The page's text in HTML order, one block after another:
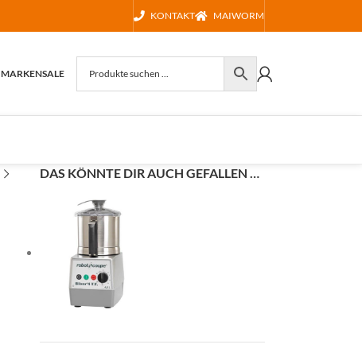
KONTAKT MAIWORM
MARKENSALE
DAS KÖNNTE DIR AUCH GEFALLEN …